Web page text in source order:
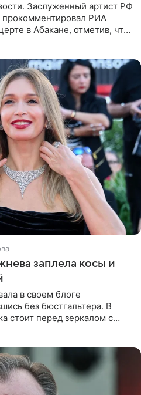
Заслуженный артист РФ
прокомментировал РИА
в Абакане, отметив, что
заплела косы и
в своем блоге
без бюстгальтера. В
стоит перед зеркалом с